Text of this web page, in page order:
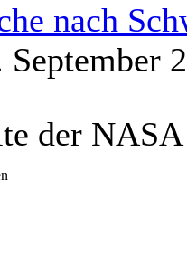
nach
September
der NASA